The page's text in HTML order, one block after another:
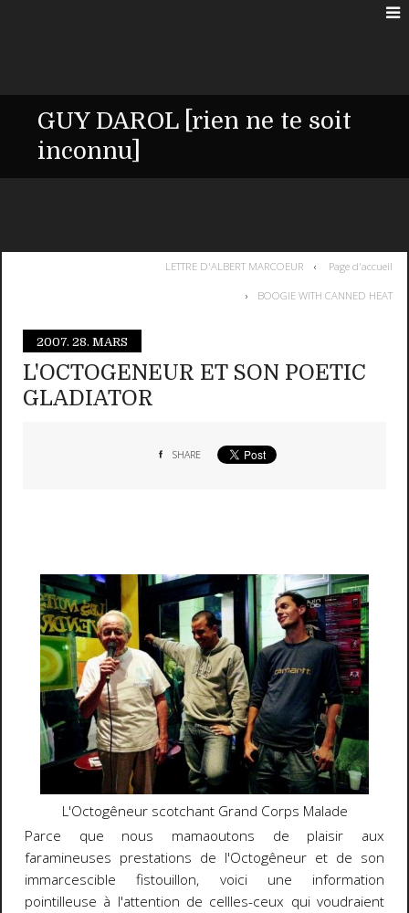
GUY DAROL [rien ne te soit
inconnu]
LETTRE D'ALBERT MARCOEUR Page d'accueil
BOOGIE WITH CANNED HEAT
2007. 28. MARS
L'OCTOGENEUR ET SON POETIC
GLADIATOR
SHARE
L'Octogêneur scotchant Grand Corps Malade
Parce que nous mamaoutons de plaisir aux
faramineuses prestations de l'Octogêneur et de son
immarcescible fistouillon, voici une information
pointilleuse à l'attention de cellles-ceux qui voudraient